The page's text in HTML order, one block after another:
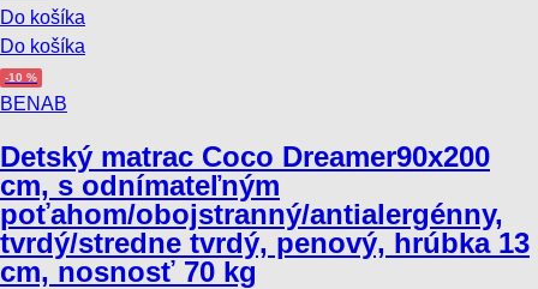
Do košíka
Do košíka
-10 %
BENAB
Detský matrac Coco Dreamer90x200
cm, s odnímateľným
poťahom/obojstranný/antialergénny,
tvrdý/stredne tvrdý, penový, hrúbka 13
cm, nosnosť 70 kg